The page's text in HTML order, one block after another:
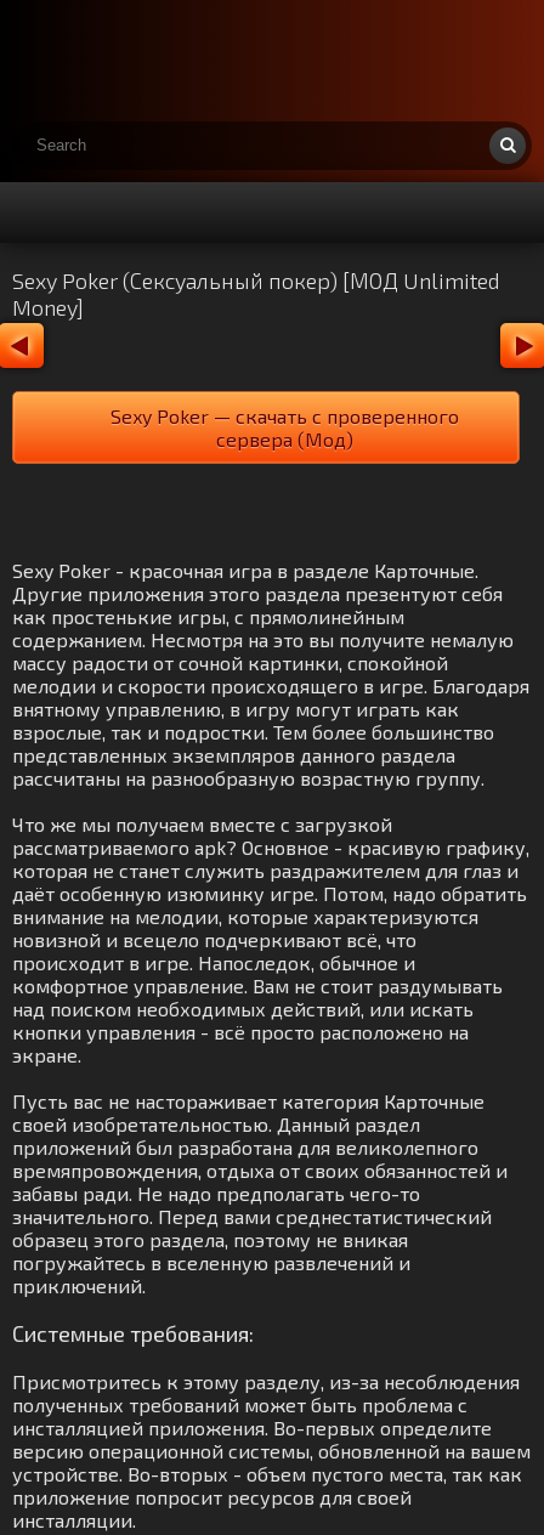
Sexy Poker (Сексуальный покер) [МОД Unlimited
Money]
Sexy Poker — скачать с проверенного
сервера (Мод)
Sexy Poker - красочная игра в разделе Карточные.
Другие приложения этого раздела презентуют себя
как простенькие игры, с прямолинейным
содержанием. Несмотря на это вы получите немалую
массу радости от сочной картинки, спокойной
мелодии и скорости происходящего в игре. Благодаря
внятному управлению, в игру могут играть как
взрослые, так и подростки. Тем более большинство
представленных экземпляров данного раздела
рассчитаны на разнообразную возрастную группу.
Что же мы получаем вместе с загрузкой
рассматриваемого apk? Основное - красивую графику,
которая не станет служить раздражителем для глаз и
даёт особенную изюминку игре. Потом, надо обратить
внимание на мелодии, которые характеризуются
новизной и всецело подчеркивают всё, что
происходит в игре. Напоследок, обычное и
комфортное управление. Вам не стоит раздумывать
над поиском необходимых действий, или искать
кнопки управления - всё просто расположено на
экране.
Пусть вас не настораживает категория Карточные
своей изобретательностью. Данный раздел
приложений был разработана для великолепного
времяпровождения, отдыха от своих обязанностей и
забавы ради. Не надо предполагать чего-то
значительного. Перед вами среднестатистический
образец этого раздела, поэтому не вникая
погружайтесь в вселенную развлечений и
приключений.
Системные требования:
Присмотритесь к этому разделу, из-за несоблюдения
полученных требований может быть проблема с
инсталляцией приложения. Во-первых определите
версию операционной системы, обновленной на вашем
устройстве. Во-вторых - объем пустого места, так как
приложение попросит ресурсов для своей
инсталляции.